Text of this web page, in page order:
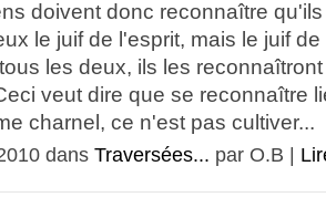
doivent donc reconnaître
le juif de l'esprit, mais le juif
les deux, ils les
veut dire que se reconnaître
charnel, ce n'est pas cultiver...
dans Traversées... par O.B |